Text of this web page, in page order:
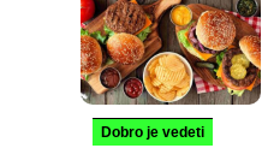
Dobro je vedeti